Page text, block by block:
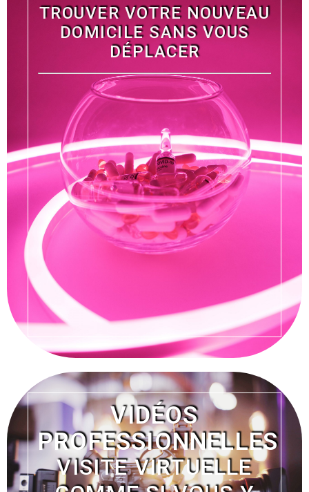
TROUVER VOTRE NOUVEAU
DOMICILE SANS VOUS
DÉPLACER
VIDÉOS
PROFESSIONNELLES
VISITE VIRTUELLE